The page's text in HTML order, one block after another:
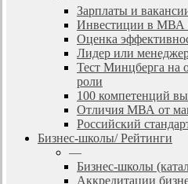
Зарплаты и
Инвестиции в МВА
Оценка
Лидер или
Тест Минцберга на
роли
100 компетенций
Отличия МВА от
Российский
Бизнес-школы/ Рейтинги
—
Бизнес-школы
Аккредитации